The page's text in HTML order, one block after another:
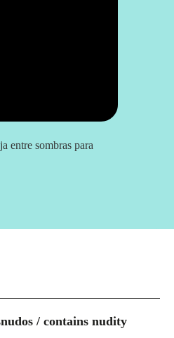
entre sombras para
/ contains nudity